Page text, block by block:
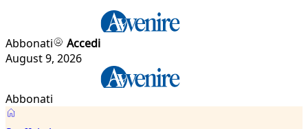
Abbonati
Accedi
August 9, 2026
Abbonati